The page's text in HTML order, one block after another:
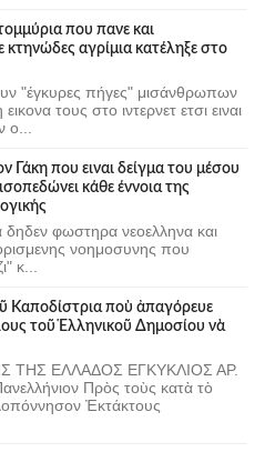
που πανε και
αγρίμια κατέληξε στο
"έγκυρες πήγες" μισάνθρωπων
τους στο ιντερνετ ετσι ειναι
ο...
Γάκη που ειναι δείγμα του μέσου
κάθε έννοια της
δηδεν φωστηρα νεοελληνα και
νοημοσυνης που
κ...
Καποδίστρια ποὺ ἀπαγόρευε
τοῦ Ἑλληνικοῦ Δημοσίου νὰ
ΤΗΣ ΕΛΛΑΔΟΣ ΕΓΚΥΚΛΙΟΣ ΑΡ.
Πρὸς τοὺς κατὰ τὸ
Ἐκτάκτους